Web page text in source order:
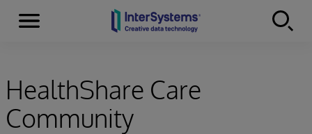
Skip to content
Menu
HealthShare Care
Community